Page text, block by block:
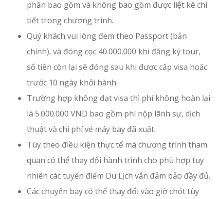
phần bao gồm và không bao gồm được liệt kê chi
tiết trong chương trình.
Quý khách vui lòng đem theo Passport (bản
chính), và đóng cọc 40.000.000 khi đăng ký tour,
số tiền còn lại sẽ đóng sau khi được cấp visa hoặc
trước 10 ngày khởi hành.
Trường hợp không đạt visa thì phí không hoàn lại
là 5.000.000 VND bao gồm phí nộp lãnh sự, dịch
thuật và chi phí vé máy bay đã xuất.
Tùy theo điều kiện thực tế mà chương trình tham
quan có thể thay đổi hành trình cho phù hợp tuy
nhiên các tuyến điểm Du Lịch vẫn đảm bảo đầy đủ.
Các chuyến bay có thể thay đổi vào giờ chót tùy